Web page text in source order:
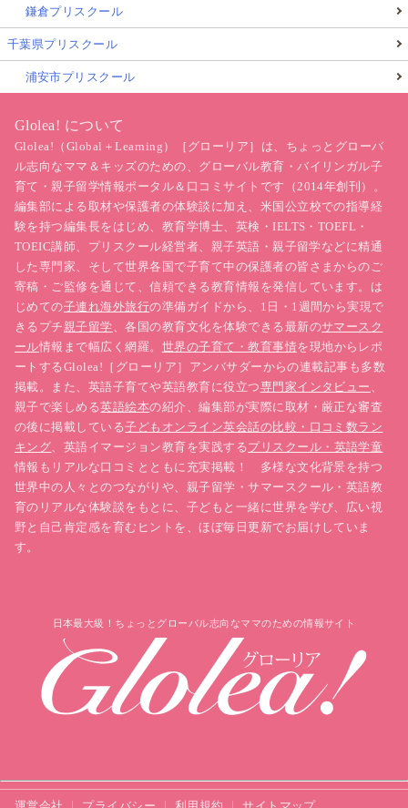
鎌倉プリスクール
千葉県プリスクール
浦安市プリスクール
Glolea! について
Glolea!（Global＋Learning）［グローリア］は、ちょっとグローバ
ル志向なママ＆キッズのための、グローバル教育・バイリンガル子
育て・親子留学情報ポータル＆口コミサイトです（2014年創刊）。
編集部による取材や保護者の体験談に加え、米国公立校での指導経
験を持つ編集長をはじめ、教育学博士、英検・IELTS・TOEFL・
TOEIC講師、プリスクール経営者、親子英語・親子留学などに精通
した専門家、そして世界各国で子育て中の保護者の皆さまからのご
寄稿・ご監修を通じて、信頼できる教育情報を発信しています。は
じめての子連れ海外旅行の準備ガイドから、1日・1週間から実現で
きるプチ 親子留学 、各国の教育文化を体験できる最新のサマースク
ール情報まで幅広く網羅。 世界の子育て・教育事情を現地からレポ
ートするGlolea!［グローリア］アンバサダーからの連載記事も多数
掲載。また、英語子育てや英語教育に役立つ専門家インタビュー
親子で楽しめる英語絵本の紹介、編集部が実際に取材・厳正な審査
の後に掲載している子どもオンライン英会話の比較・口コミ数ラン
キング 、英語イマージョン教育を実践するプリスクール・英語学童
情報もリアルな口コミとともに充実掲載！ 多様な文化背景を持つ
世界中の人々とのつながりや、親子留学・サマースクール・英語教
育のリアルな体験談をもとに、子どもと一緒に世界を学び、広い視
野と自己肯定感を育むヒントを、ほぼ毎日更新でお届けしていま
す。
日本最大級！ちょっとグローバル志向なママのための情報サイト